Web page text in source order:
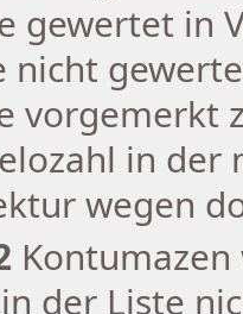
gewertet in
nicht
vorgemerkt
in der
wegen
der Liste